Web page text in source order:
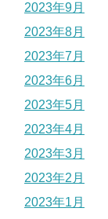
2023年9月
2023年8月
2023年7月
2023年6月
2023年5月
2023年4月
2023年3月
2023年2月
2023年1月